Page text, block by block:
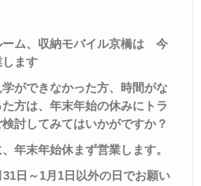
ーム、収納モバイル京橋は 今
ます
ができなかった方、時間がな
方は、年末年始の休みにトラ
討してみてはいかがですか？
年末年始休まず営業します。
31 日～1月 1 日以外の日でお願い